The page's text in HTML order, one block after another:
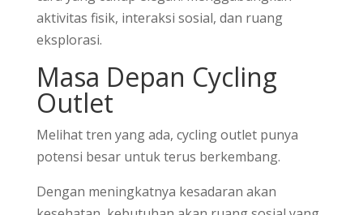
aktivitas fisik, interaksi sosial, dan ruang
eksplorasi.
Masa Depan Cycling
Outlet
Melihat tren yang ada, cycling outlet punya
potensi besar untuk terus berkembang.
Dengan meningkatnya kesadaran akan